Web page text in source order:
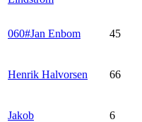
060#Jan Enbom 45
Henrik Halvorsen 66
Jakob 6